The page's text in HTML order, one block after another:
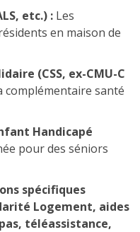
etc.) : Les
en maison de
(CSS, ex-CMU-C
complémentaire santé
Handicapé
pour des séniors
spécifiques
Logement, aides
téléassistance,